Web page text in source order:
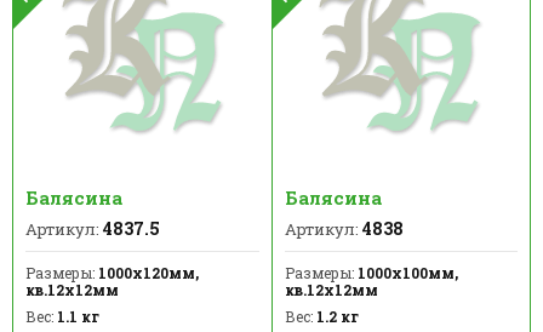
Балясина
Артикул: 4837.5
Размеры: 1000х120мм,
кв.12х12мм
Вес: 1.1 кг
Балясина
Артикул: 4838
Размеры:1000х100мм,
кв.12х12мм
Вес:1.2 кг